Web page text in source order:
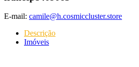
E-mail: camile@h.cosmiccluster.store
Descrição
Imóveis